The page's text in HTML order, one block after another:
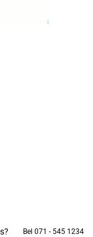
Bel 071 - 545 1234